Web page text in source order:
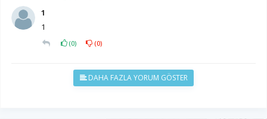
1
1
(0) (0)
DAHA FAZLA YORUM GÖSTER